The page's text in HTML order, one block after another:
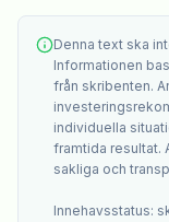
Denna text ska
Informationen
från skribenten.
individuella
framtida resultat.
sakliga och
Innehavsstatus: